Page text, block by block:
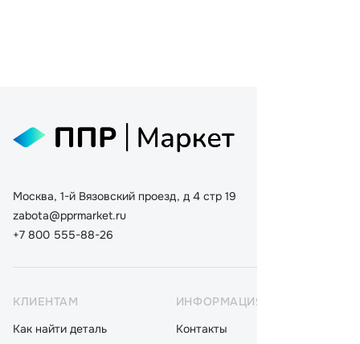
Москва, 1-й Вязовский проезд, д 4 стр 19
zabota@pprmarket.ru
+7 800 555-88-26
КЛИЕНТАМ
Как найти деталь
ИНФОРМАЦИЯ
Контакты